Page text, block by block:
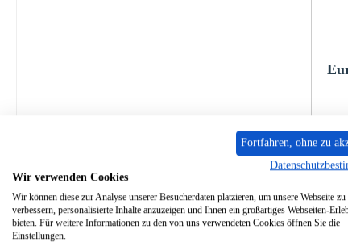
Fortfahren, ohne zu
Wir verwenden Cookies
Wir können diese zur Analyse unserer Besucherdaten platzieren, um unsere Webseite zu
verbessern, personalisierte Inhalte anzuzeigen und Ihnen ein großartiges Webseiten-
bieten. Für weitere Informationen zu den von uns verwendeten Cookies öffnen Sie die
Einstellungen.